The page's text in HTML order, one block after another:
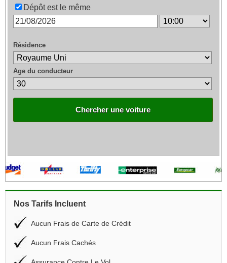
Dépôt est le même
Résidence
Age du conducteur
Chercher une voiture
Nos Tarifs Incluent
Aucun Frais de Carte de Crédit
Aucun Frais Cachés